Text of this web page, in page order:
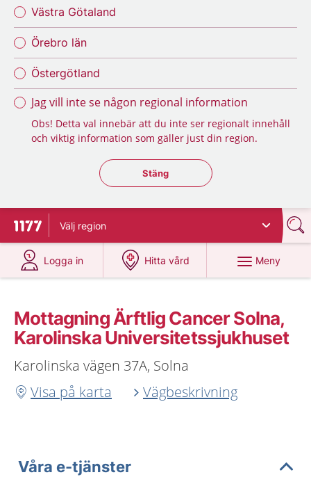
Västra Götaland
Örebro län
Östergötland
Jag vill inte se någon regional information
Obs! Detta val innebär att du inte ser regionalt innehåll
och viktig information som gäller just din region.
Stäng regionsväljaren
Stäng
Till startsidan för 1177
Välj region
Logga in
på 1177.se
Hitta vård
på 1177.se
Meny
Mottagning Ärftlig Cancer Solna,
Karolinska Universitetssjukhuset
Karolinska vägen 37A, Solna
Visa på karta
Vägbeskrivning
Våra e-tjänster